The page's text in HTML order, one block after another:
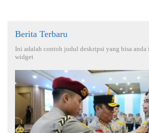
Berita Terbaru
Ini adalah contoh judul deskripsi yang bisa anda
widget